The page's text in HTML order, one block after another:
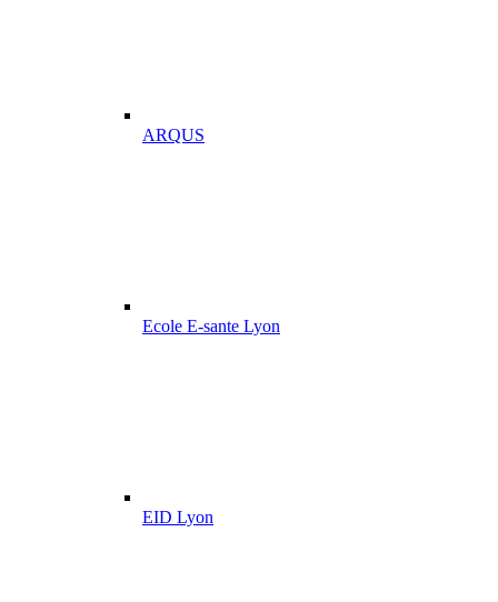
ARQUS
Ecole E-sante Lyon
EID Lyon